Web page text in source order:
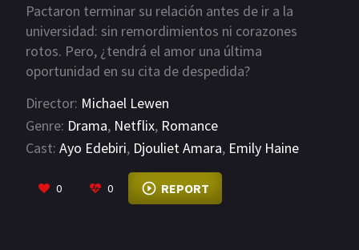
2014 2006
2002 2001
2000 1990
PELICULAS
Pactaron terminar su relación antes de ir a la
universidad: sin remordimientos ni corazones
rotos. Pero, ¿tendrá el amor una última
oportunidad en su cita de despedida?
Director: Michael Lewen
Genre: Drama, Netflix, Romance
Cast: Ayo Edebiri, Djouliet Amara, Emily Haine
0 0 REPORT